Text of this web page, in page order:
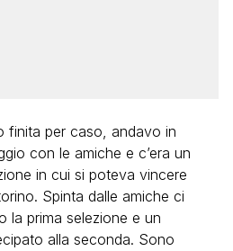
finita per caso, andavo in
con le amiche e c’era un
in cui si poteva vincere
Spinta dalle amiche ci
la prima selezione e un
alla seconda. Sono